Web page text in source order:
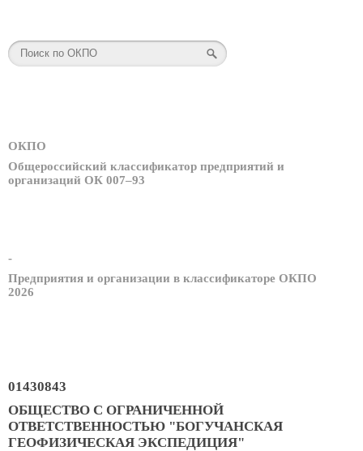
ОКПО
Общероссийский классификатор предприятий и
организаций ОК 007–93
-
Предприятия и организации в классификаторе ОКПО
2026
01430843
ОБЩЕСТВО С ОГРАНИЧЕННОЙ
ОТВЕТСТВЕННОСТЬЮ "БОГУЧАНСКАЯ
ГЕОФИЗИЧЕСКАЯ ЭКСПЕДИЦИЯ"